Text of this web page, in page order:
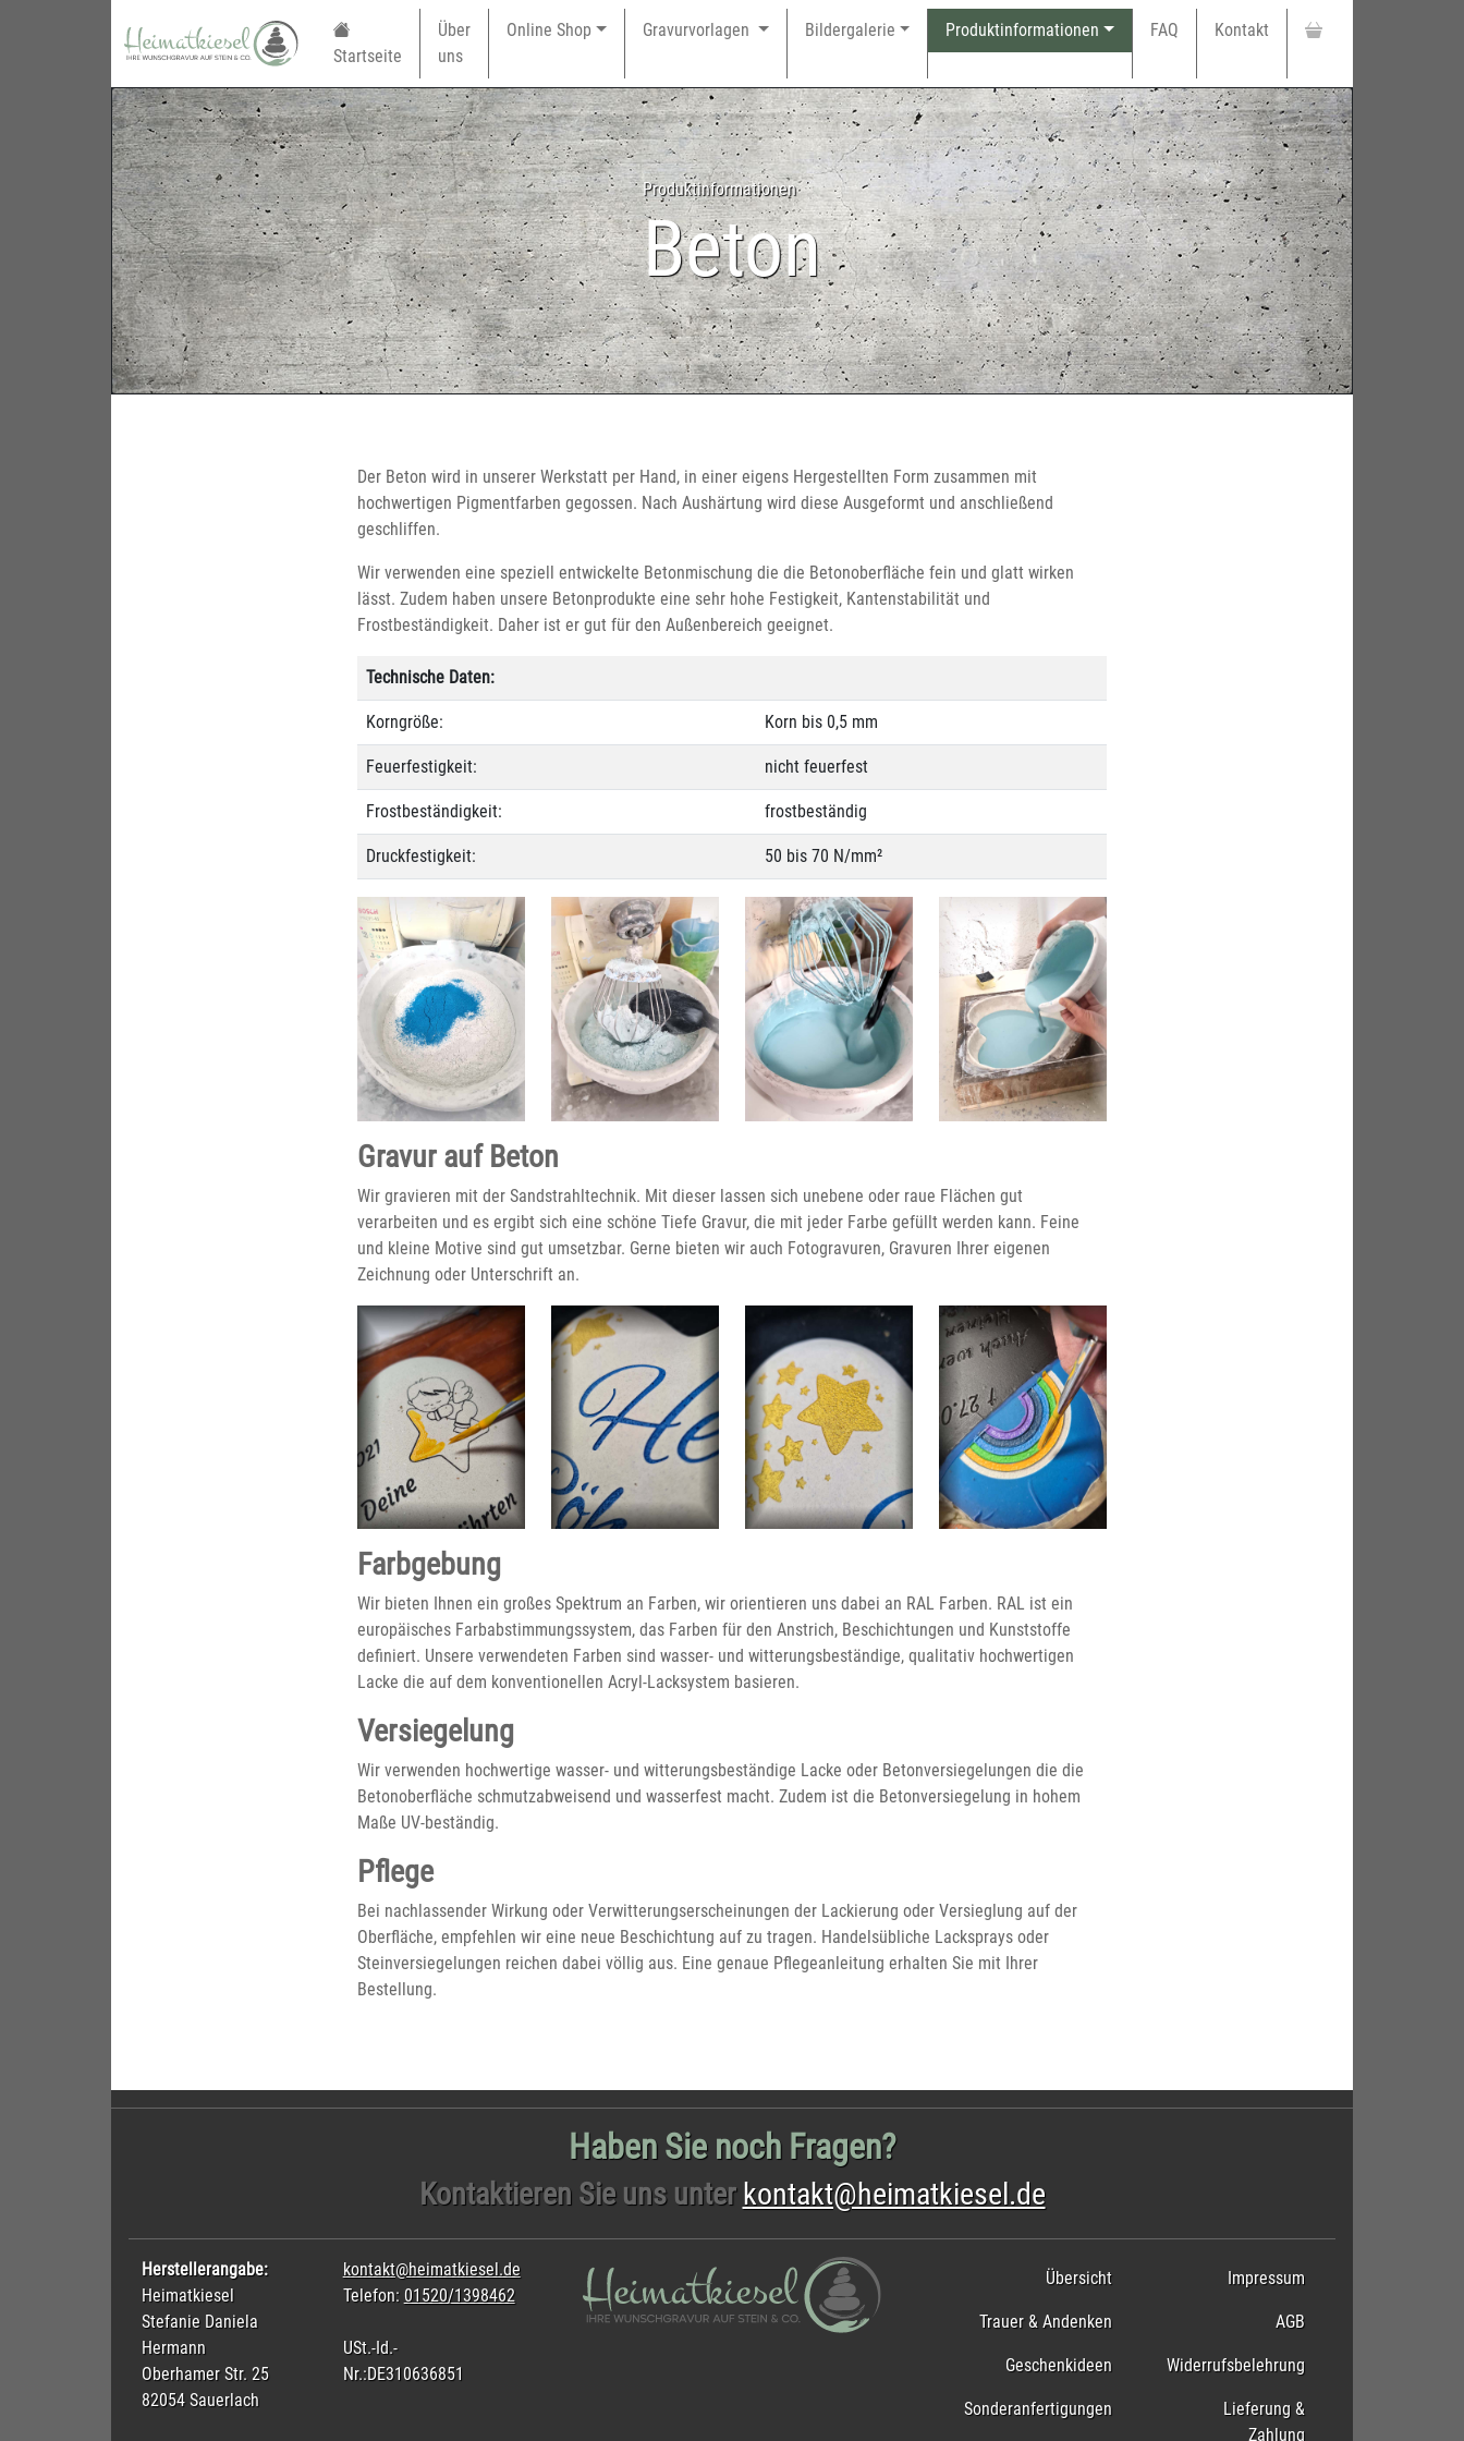
Startseite
Über
uns
Online Shop Gravurvorlagen Bildergalerie Produktinformationen FAQ Kontakt
Produktinformationen
Beton
Der Beton wird in unserer Werkstatt per Hand, in einer eigens Hergestellten Form zusammen mit
hochwertigen Pigmentfarben gegossen. Nach Aushärtung wird diese Ausgeformt und anschließend
geschliffen.
Wir verwenden eine speziell entwickelte Betonmischung die die Betonoberfläche fein und glatt wirken
lässt. Zudem haben unsere Betonprodukte eine sehr hohe Festigkeit, Kantenstabilität und
Frostbeständigkeit. Daher ist er gut für den Außenbereich geeignet.
Technische Daten:
Korngröße: Korn bis 0,5 mm
Feuerfestigkeit: nicht feuerfest
Frostbeständigkeit: frostbeständig
Druckfestigkeit: 50 bis 70 N/mm²
Gravur auf Beton
Wir gravieren mit der Sandstrahltechnik. Mit dieser lassen sich unebene oder raue Flächen gut
verarbeiten und es ergibt sich eine schöne Tiefe Gravur, die mit jeder Farbe gefüllt werden kann. Feine
und kleine Motive sind gut umsetzbar. Gerne bieten wir auch Fotogravuren, Gravuren Ihrer eigenen
Zeichnung oder Unterschrift an.
Farbgebung
Wir bieten Ihnen ein großes Spektrum an Farben, wir orientieren uns dabei an RAL Farben. RAL ist ein
europäisches Farbabstimmungssystem, das Farben für den Anstrich, Beschichtungen und Kunststoffe
definiert. Unsere verwendeten Farben sind wasser- und witterungsbeständige, qualitativ hochwertigen
Lacke die auf dem konventionellen Acryl-Lacksystem basieren.
Versiegelung
Wir verwenden hochwertige wasser- und witterungsbeständige Lacke oder Betonversiegelungen die die
Betonoberfläche schmutzabweisend und wasserfest macht. Zudem ist die Betonversiegelung in hohem
Maße UV-beständig.
Pflege
Bei nachlassender Wirkung oder Verwitterungserscheinungen der Lackierung oder Versieglung auf der
Oberfläche, empfehlen wir eine neue Beschichtung auf zu tragen. Handelsübliche Lacksprays oder
Steinversiegelungen reichen dabei völlig aus. Eine genaue Pflegeanleitung erhalten Sie mit Ihrer
Bestellung.
Haben Sie noch Fragen?
Kontaktieren Sie uns unter kontakt@heimatkiesel.de
Herstellerangabe:
Heimatkiesel
Stefanie Daniela
Hermann
Oberhamer Str. 25
82054 Sauerlach
kontakt@heimatkiesel.de
Telefon: 01520/1398462
USt.-Id.-
Nr.:DE310636851
Übersicht
Trauer & Andenken
Geschenkideen
Sonderanfertigungen
Impressum
AGB
Widerrufsbelehrung
Lieferung &
Zahlung